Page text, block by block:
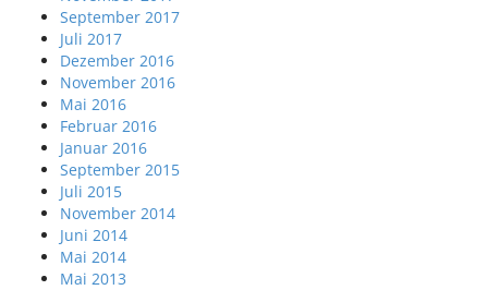
September 2017
Juli 2017
Dezember 2016
November 2016
Mai 2016
Februar 2016
Januar 2016
September 2015
Juli 2015
November 2014
Juni 2014
Mai 2014
Mai 2013